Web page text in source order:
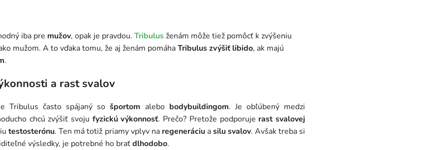
iba pre mužov, opak je pravdou. Tribulusženám môže tiež pomôcť k zvýšeniu
mužom. A to vďaka tomu, že aj ženám pomáhaTribulus zvýšiť libido, ak majú
.
a rast svalov
Tribulus často spájaný sošportom alebo bodybuildingom. Je obľúbený medzi
chcú zvýšiť svoju fyzickú výkonnosť. Prečo? Pretože podporuje rast svalovej
testosterónu. Ten má totiž priamy vplyv na regeneráciuasilu svalov. Avšak treba si
výsledky, je potrebné ho braťdlhodobo.